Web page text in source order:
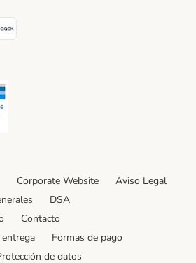
Shipping Method
Shipping Method
Corporate Website
Aviso Legal
DSA
Contacto
Formas de pago
de datos